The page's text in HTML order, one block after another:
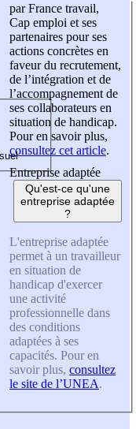
par France travail,
Cap emploi et ses
partenaires pour ses
actions concrètes en
faveur du recrutement,
de l’intégration et de
l’accompagnement de
ses collaborateurs en
situation de handicap.
Pour en savoir plus,
consultez cet article.
Entreprise adaptée
Qu'est-ce qu'une
entreprise adaptée
?
L'entreprise adaptée
permet à un travailleur
en situation de
handicap d'exercer
une activité
professionnelle dans
des conditions
adaptées à ses
capacités. Pour en
savoir plus, consultez
le site de l’UNEA.